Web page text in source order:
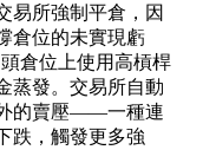
易所強制平倉，因
倉位的未實現虧
倉位上使用高槓桿
蒸發。交易所自動
的賣壓——一種連
跌，觸發更多強